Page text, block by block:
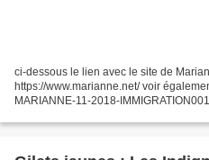
ci-dessous le lien avec le site de
https://www.marianne.net/ voir
MARIANNE-11-2018-